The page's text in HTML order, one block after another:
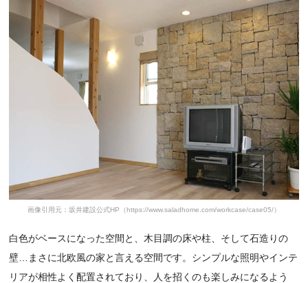
画像引用元：坂井建設公式HP（https://www.saladhome.com/workcase/case05/）
白色がベースになった空間と、木目調の床や柱、そして石造りの
壁…まさに北欧風の家と言える空間です。シンプルな照明やインテ
リアが相性よく配置されており、人を招くのも楽しみになるよう